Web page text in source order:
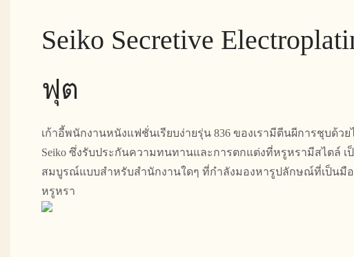
Seiko Secretive
ฟุต
เก้าอี้พนักงานหนังแฟชั่นเรียบง่ายรุ่น 836 ของเรามีตีนผีการชุบด้ว
Seiko ซึ่งรับประกันความทนทานและการตกแต่งที่หรูหรามีสไตล์ เ
สมบูรณ์แบบสำหรับสำนักงานใดๆ ที่กำลังมองหารูปลักษณ์ที่เป็นมื
หรูหรา